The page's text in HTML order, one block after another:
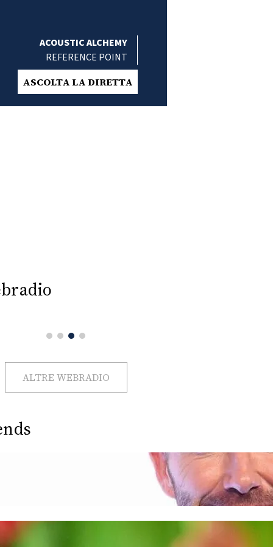
ACOUSTIC ALCHEMY
REFERENCE POINT
ASCOLTA LA DIRETTA
ALTRE WEBRADIO